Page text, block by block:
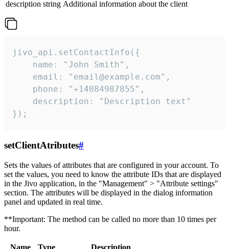
description string Additional information about the client
jivo_api.setContactInfo({
    name: "John Smith",
    email: "email@example.com",
    phone: "+14084987855",
    description: "Description text"
});
setClientAtributes#
Sets the values ​​of attributes that are configured in your account. To
set the values, you need to know the attribute IDs that are displayed
in the Jivo application, in the "Management" > "Attribute settings"
section. The attributes will be displayed in the dialog information
panel and updated in real time.
**Important: The method can be called no more than 10 times per
hour.
Name Type
Description